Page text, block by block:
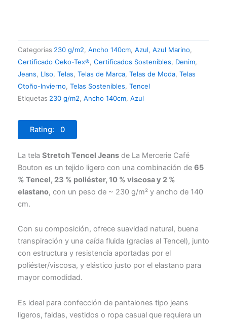
Categorías 230 g/m2, Ancho 140cm, Azul, Azul Marino,
Certificado Oeko-Tex®, Certificados Sostenibles, Denim,
Jeans, LIso, Telas, Telas de Marca, Telas de Moda, Telas
Otoño-Invierno, Telas Sostenibles, Tencel
Etiquetas 230 g/m2, Ancho 140cm, Azul
Rating: 0
La tela Stretch Tencel Jeans de La Mercerie Café
Bouton es un tejido ligero con una combinación de 65
% Tencel, 23 % poliéster, 10 % viscosa y 2 %
elastano, con un peso de ~ 230 g/m² y ancho de 140
cm.
Con su composición, ofrece suavidad natural, buena
transpiración y una caída fluida (gracias al Tencel), junto
con estructura y resistencia aportadas por el
poliéster/viscosa, y elástico justo por el elastano para
mayor comodidad.
Es ideal para confección de pantalones tipo jeans
ligeros, faldas, vestidos o ropa casual que requiera un